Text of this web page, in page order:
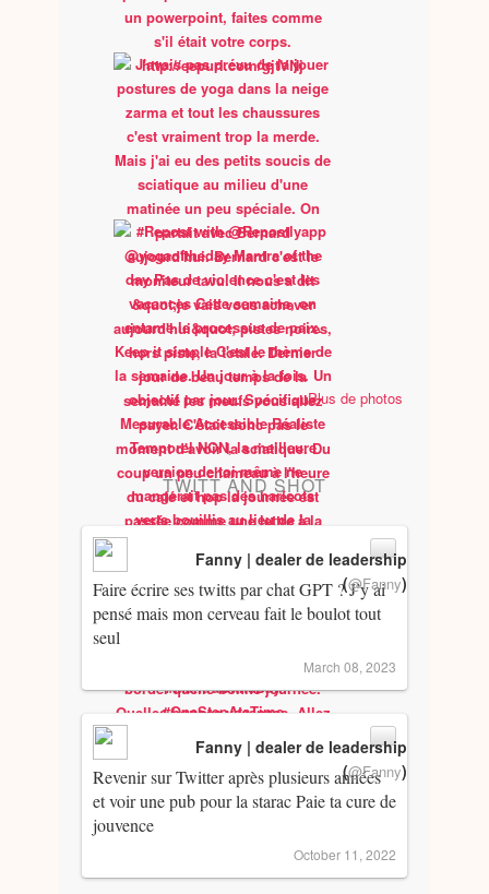
Plus de photos
TWITT AND SHOT
Faire écrire ses twitts par chat GPT ? J’y ai
pensé mais mon cerveau fait le boulot tout
seul
Fanny | dealer de leadership
(@Fanny)
March 08, 2023
Revenir sur Twitter après plusieurs années
et voir une pub pour la starac Paie ta cure de
jouvence
Fanny | dealer de leadership
(@Fanny)
October 11, 2022